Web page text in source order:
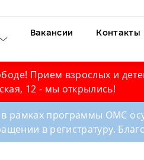
Вакансии Контакты
Прием взрослых и
12 - мы открылись!
программы ОМС
в регистратуру.